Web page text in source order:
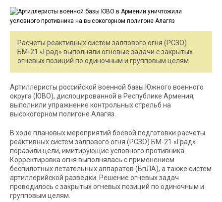
Расчеты реактивных систем залпового огня (РСЗО)
БМ-21 «Град» выполняли огневые задачи с закрытых
огневых позиций по одиночным и групповым целям.
Артиллеристы российской военной базы Южного военного
округа (ЮВО), дислоцированной в Республике Армения,
выполнили упражнение контрольных стрельб на
высокогорном полигоне Алагяз.
В ходе плановых мероприятий боевой подготовки расчеты
реактивных систем залпового огня (РСЗО) БМ-21 «Град»
поразили цели, имитирующие условного противника.
Корректировка огня выполнялась с применением
беспилотных летательных аппаратов (БпЛА), а также систем
артиллерийской разведки. Решение огневых задач
проводилось с закрытых огневых позиций по одиночным и
групповым целям.